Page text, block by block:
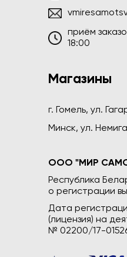
приём
18:00
Магазины
г. Гомель, ул.
Минск, ул.
ООО "МИР
Республика
о регистрации
Дата
(лицензия) на
№ 02200/17-